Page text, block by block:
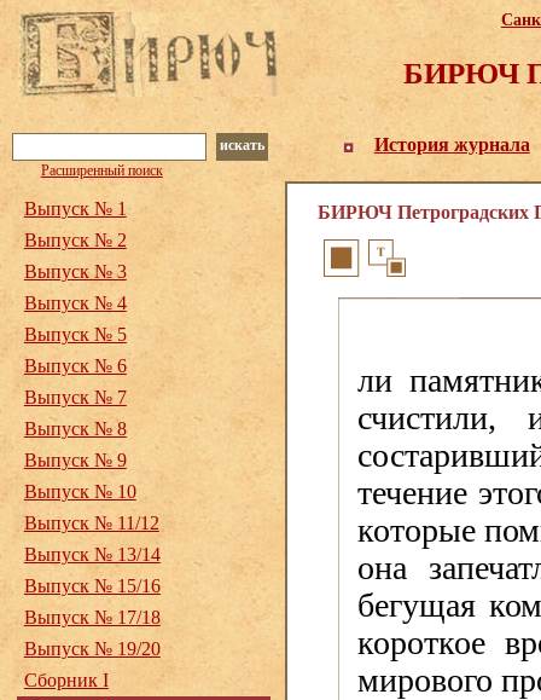
БИРЮЧ
История журнала
искать
Расширенный поиск
БИРЮЧ Петроградских
ли
течение
которые
она
бегущая
короткое
мирового
Выпуск № 1
Выпуск № 2
Выпуск № 3
Выпуск № 4
Выпуск № 5
Выпуск № 6
Выпуск № 7
Выпуск № 8
Выпуск № 9
Выпуск № 10
Выпуск № 11/12
Выпуск № 13/14
Выпуск № 15/16
Выпуск № 17/18
Выпуск № 19/20
Сборник I